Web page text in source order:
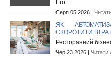
Его...
Серп 05 2026 |
ЯК
СКОРОТИТИ
Ресторанний
Чер 23 2026 | Читати